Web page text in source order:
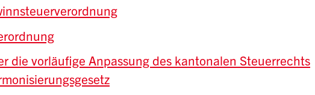
die vorläufige Anpassung des kantonalen Steuerrechts